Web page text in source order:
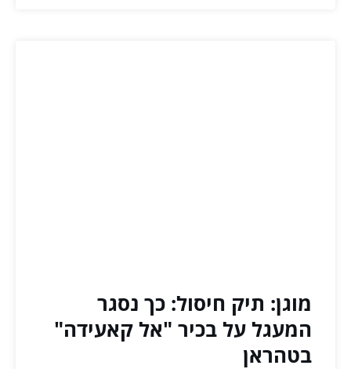
מוגן: תיק חיסול: כך נסגר
המעגל על בכיר "אל קאעידה"
בטהראן